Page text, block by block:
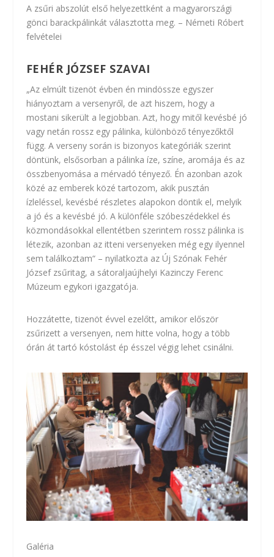
A zsűri abszolút első helyezettként a magyarországi
gönci barackpálinkát választotta meg. – Németi Róbert
felvételei
FEHÉR JÓZSEF SZAVAI
„Az elmúlt tizenöt évben én mindössze egyszer
hiányoztam a versenyről, de azt hiszem, hogy a
mostani sikerült a legjobban. Azt, hogy mitől kevésbé jó
vagy netán rossz egy pálinka, különböző tényezőktől
függ. A verseny során is bizonyos kategóriák szerint
döntünk, elsősorban a pálinka íze, színe, aromája és az
összbenyomása a mérvadó tényező. Én azonban azok
közé az emberek közé tartozom, akik pusztán
ízleléssel, kevésbé részletes alapokon döntik el, melyik
a jó és a kevésbé jó. A különféle szóbeszédekkel és
közmondásokkal ellentétben szerintem rossz pálinka is
létezik, azonban az itteni versenyeken még egy ilyennel
sem találkoztam“ – nyilatkozta az Új Szónak Fehér
József zsűritag, a sátoraljaújhelyi Kazinczy Ferenc
Múzeum egykori igazgatója.
Hozzátette, tizenöt évvel ezelőtt, amikor először
zsűrizett a versenyen, nem hitte volna, hogy a több
órán át tartó kóstolást ép ésszel végig lehet csinálni.
Galéria